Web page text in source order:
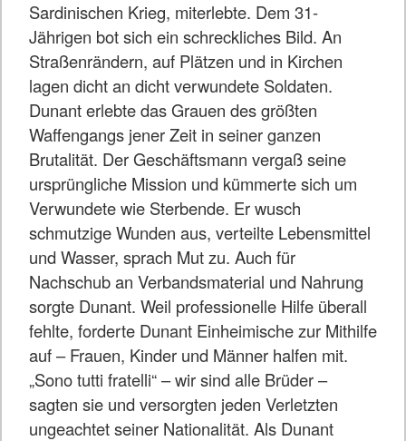
Sardinischen Krieg, miterlebte. Dem 31-
Jährigen bot sich ein schreckliches Bild. An
Straßenrändern, auf Plätzen und in Kirchen
lagen dicht an dicht verwundete Soldaten.
Dunant erlebte das Grauen des größten
Waffengangs jener Zeit in seiner ganzen
Brutalität. Der Geschäftsmann vergaß seine
ursprüngliche Mission und kümmerte sich um
Verwundete wie Sterbende. Er wusch
schmutzige Wunden aus, verteilte Lebensmittel
und Wasser, sprach Mut zu. Auch für
Nachschub an Verbandsmaterial und Nahrung
sorgte Dunant. Weil professionelle Hilfe überall
fehlte, forderte Dunant Einheimische zur Mithilfe
auf – Frauen, Kinder und Männer halfen mit.
„Sono tutti fratelli“ – wir sind alle Brüder –
sagten sie und versorgten jeden Verletzten
ungeachtet seiner Nationalität. Als Dunant